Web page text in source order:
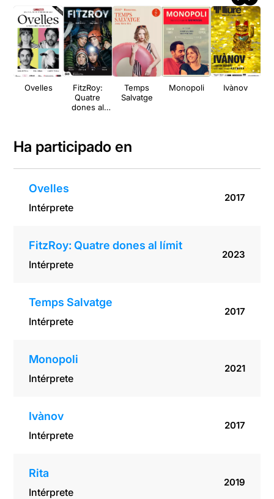
Ovelles
FitzRoy:
Quatre
dones al
Temps
Salvatge
Monopoli Ivànov
Ha participado en
Ovelles
Intérprete
2017
FitzRoy: Quatre dones al límit
Intérprete
2023
Temps Salvatge
Intérprete
2017
Monopoli
Intérprete
2021
Ivànov
Intérprete
2017
Rita
Intérprete
2019